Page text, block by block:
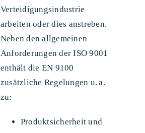
Verteidigungsindustrie
arbeiten oder dies anstreben.
Neben den allgemeinen
Anforderungen der ISO 9001
enthält die EN 9100
zusätzliche Regelungen u. a.
zu:
Produktsicherheit und